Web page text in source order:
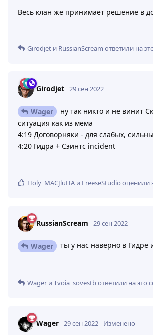
Весь клан же принимает решение в
Girodjet и RussianScream ответили на
Girodjet 29 сен 2022
Wager
ну так никто и не винит
ситуация как из мема
4:19 Договорняки - для слабых,
4:20 Гидра + Сэинтс incident
Holy_MACJluHA и FreeseStudio оценили
RussianScream 29 сен 2022
Wager ты у нас наверно в Гидре
Wager иTvoia_sovestbответили на это
Wager 29 сен 2022 Изменено